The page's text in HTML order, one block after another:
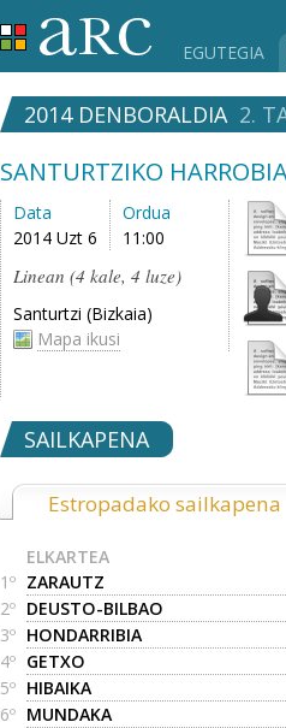
EGUTEGIA
2014 DENBORALDIA 2.
SANTURTZIKO
Data
2014 Uzt 6
Ordua
11:00
Linean (4 kale, 4 luze)
Santurtzi (Bizkaia)
Mapa ikusi
SAILKAPENA
Estropadako sailkapena
ELKARTEA
1º ZARAUTZ
2º DEUSTO-BILBAO
3º HONDARRIBIA
4º GETXO
5º HIBAIKA
6º MUNDAKA